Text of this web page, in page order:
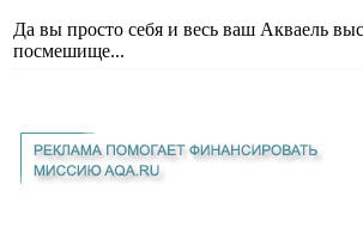
Да вы просто себя и весь ваш Акваель
посмешище...